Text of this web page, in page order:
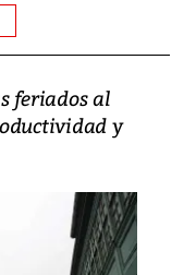
feriados al
y